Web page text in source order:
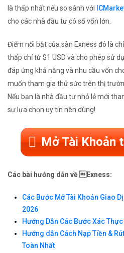
là thấp nhất nếu so sánh với
cho các nhà đầu tư có số vốn lớn.
Điểm nổi bật của sàn Exness đó là
thấp chỉ từ $1 USD và cho phép sử
đáp ứng khả năng và nhu cầu vốn
muốn tham gia thử sức trên thị
Nếu bạn là nhà đầu tư nhỏ lẻ mới
sự lựa chọn uy tín nên dùng!
Mở Tài Khoản
Các bài hướng dẫn về Exness:
Các Bước Mở Tài Khoản Giao
2026
Hướng Dẫn Các Bước Xác
Hướng dẫn Cách Nạp Tiền &
Toàn Nhất